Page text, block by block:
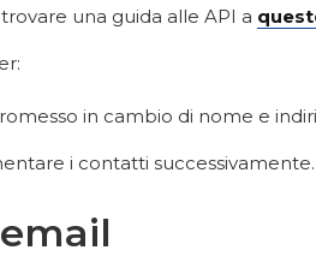
una guida alle API a
in cambio di nome e
i contatti successivamente.